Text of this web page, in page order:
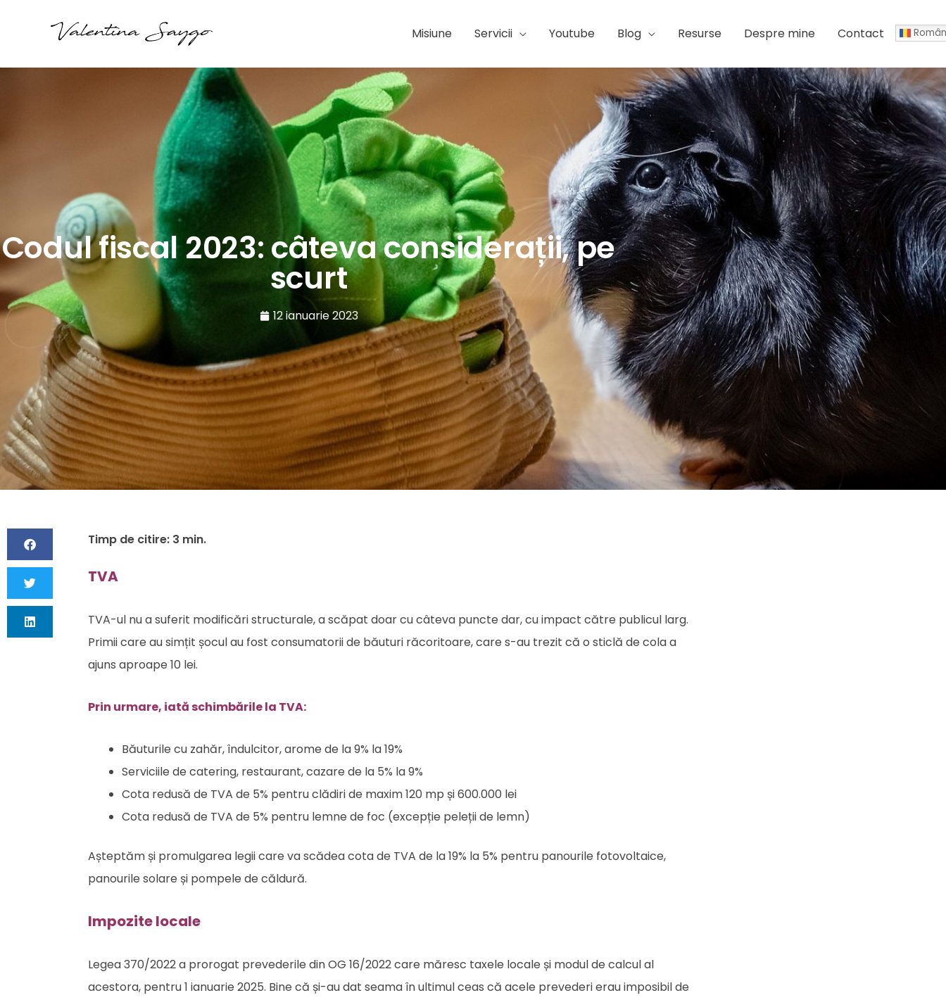
Misiune Servicii Youtube Blog Resurse Despre mine Contact
Codul fiscal 2023: câteva considerații, pe
scurt
12 ianuarie 2023
TVA
TVA-ul nu a suferit modificări structurale, a scăpat doar cu câteva puncte dar, cu impact către publicul larg.
Primii care au simțit șocul au fost consumatorii de băuturi răcoritoare, care s-au trezit că o sticlă de cola a
ajuns aproape 10 lei.
Prin urmare, iată schimbările la TVA:
Băuturile cu zahăr, îndulcitor, arome de la 9% la 19%
Serviciile de catering, restaurant, cazare de la 5% la 9%
Cota redusă de TVA de 5% pentru clădiri de maxim 120 mp și 600.000 lei
Cota redusă de TVA de 5% pentru lemne de foc (excepție peleții de lemn)
Așteptăm și promulgarea legii care va scădea cota de TVA de la 19% la 5% pentru panourile fotovoltaice,
panourile solare și pompele de căldură.
Impozite locale
Legea 370/2022 a prorogat prevederile din OG 16/2022 care măresc taxele locale și modul de calcul al
acestora, pentru 1 ianuarie 2025. Bine că și-au dat seama în ultimul ceas că acele prevederi erau imposibil de